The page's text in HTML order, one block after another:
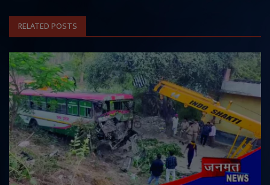
RELATED POSTS